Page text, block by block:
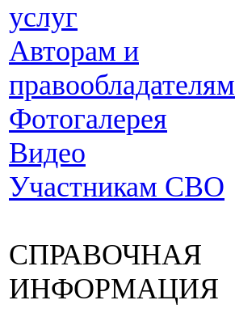
услуг
Авторам и
правообладателям
Фотогалерея
Видео
Участникам СВО
СПРАВОЧНАЯ
ИНФОРМАЦИЯ